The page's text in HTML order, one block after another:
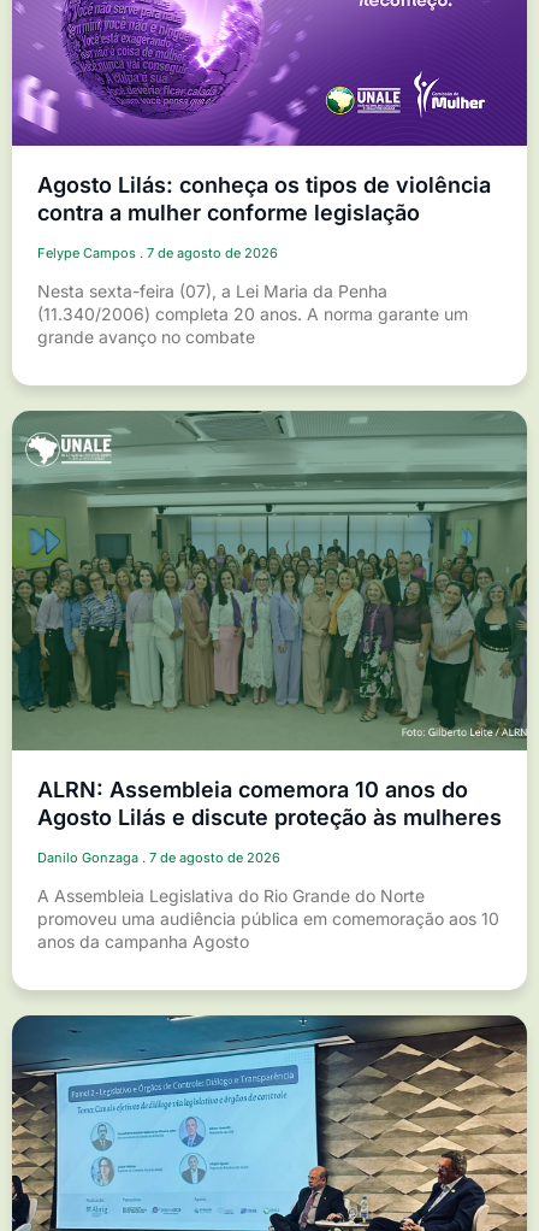
Agosto Lilás: conheça os tipos de violência
contra a mulher conforme legislação
Felype Campos 7 de agosto de 2026
Nesta sexta-feira (07), a Lei Maria da Penha
(11.340/2006) completa 20 anos. A norma garante um
grande avanço no combate
ALRN: Assembleia comemora 10 anos do
Agosto Lilás e discute proteção às mulheres
Danilo Gonzaga 7 de agosto de 2026
A Assembleia Legislativa do Rio Grande do Norte
promoveu uma audiência pública em comemoração aos 10
anos da campanha Agosto